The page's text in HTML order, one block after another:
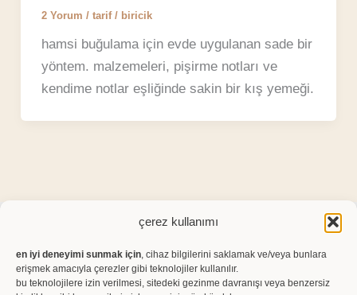
çerez kullanımı
en iyi deneyimi sunmak için, cihaz bilgilerini saklamak ve/veya bunlara
erişmek amacıyla çerezler gibi teknolojiler kullanılır.
bu teknolojilere izin verilmesi, sitedeki gezinme davranışı veya benzersiz
2 Yorum / tarif/ biricik
hamsi buğulama için evde uygulanan sade bir
yöntem. malzemeleri, pişirme notları ve
kendime notlar eşliğinde sakin bir kış yemeği.
Instagram Pinterest